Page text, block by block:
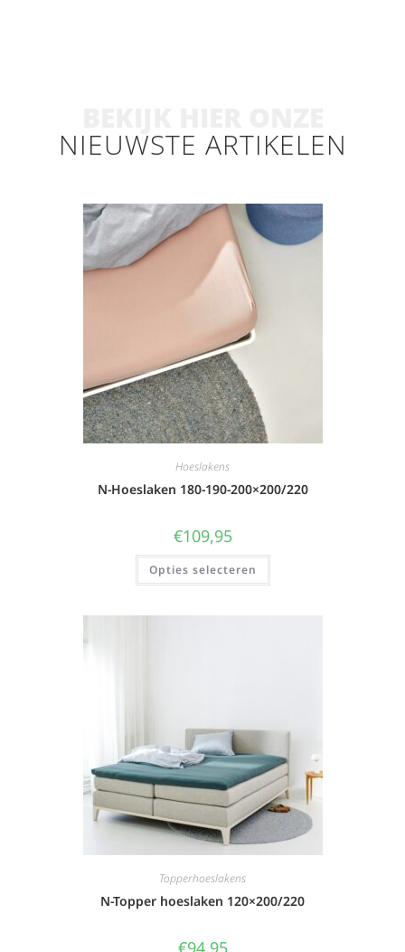
NIEUWSTE ARTIKELEN
Hoeslakens
N-Hoeslaken 180-190-200×200/220
€109,95
Opties selecteren
Topperhoeslakens
N-Topper hoeslaken 120×200/220
€94,95